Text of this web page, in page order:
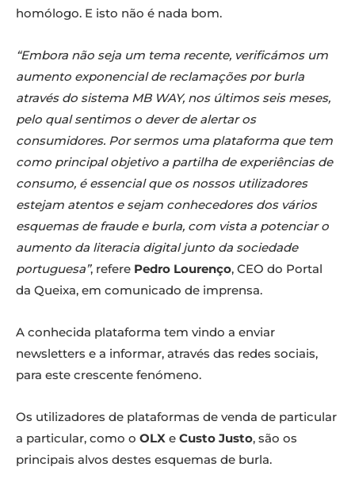
homólogo. E isto não é nada bom.
“Embora não seja um tema recente, verificámos um
aumento exponencial de reclamações por burla
através do sistema MB WAY, nos últimos seis meses,
pelo qual sentimos o dever de alertar os
consumidores. Por sermos uma plataforma que tem
como principal objetivo a partilha de experiências de
consumo, é essencial que os nossos utilizadores
estejam atentos e sejam conhecedores dos vários
esquemas de fraude e burla, com vista a potenciar o
aumento da literacia digital junto da sociedade
portuguesa”, refere Pedro Lourenço, CEO do Portal
da Queixa, em comunicado de imprensa.
A conhecida plataforma tem vindo a enviar
newsletters e a informar, através das redes sociais,
para este crescente fenómeno.
Os utilizadores de plataformas de venda de particular
a particular, como o OLX e Custo Justo, são os
principais alvos destes esquemas de burla.